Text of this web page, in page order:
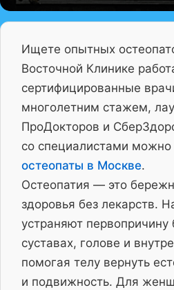
Ищете опытных
Восточной Клинике
сертифицированные
многолетним стажем,
ПроДокторов и
со специалистами можно
остеопаты в Москве.
Остеопатия — это
здоровья без лекарств.
устраняют первопричину
суставах, голове и
помогая телу вернуть
и подвижность. Для